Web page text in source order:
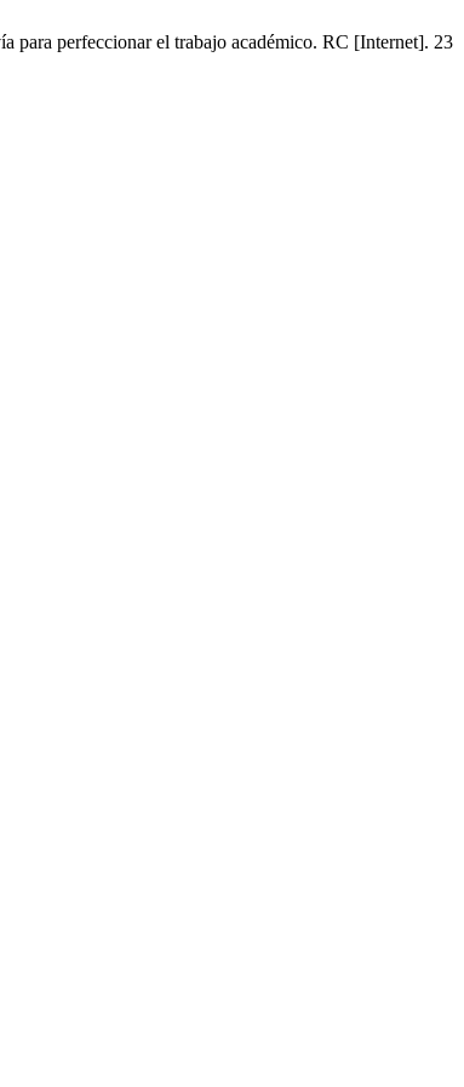
para perfeccionar el trabajo académico. RC [Internet]. 23